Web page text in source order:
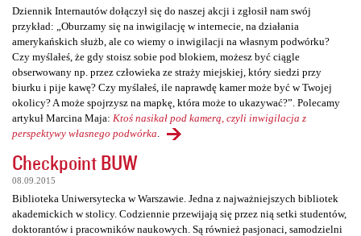
Dziennik Internautów dołączył się do naszej akcji i zgłosił nam swój
przykład: „Oburzamy się na inwigilację w internecie, na działania
amerykańskich służb, ale co wiemy o inwigilacji na własnym podwórku?
Czy myślałeś, że gdy stoisz sobie pod blokiem, możesz być ciągle
obserwowany np. przez człowieka ze straży miejskiej, który siedzi przy
biurku i pije kawę? Czy myślałeś, ile naprawdę kamer może być w Twojej
okolicy? A może spojrzysz na mapkę, która może to ukazywać?”. Polecamy
artykuł Marcina Maja: Ktoś nasikał pod kamerą, czyli inwigilacja z
perspektywy własnego podwórka
Checkpoint BUW
08.09.2015
Biblioteka Uniwersytecka w Warszawie. Jedna z najważniejszych bibliotek
akademickich w stolicy. Codziennie przewijają się przez nią setki studentów,
doktorantów i pracowników naukowych. Są również pasjonaci, samodzielni